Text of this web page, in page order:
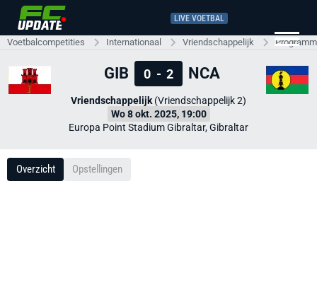
LIVE VOETBAL
Voetbalcompetities Internationaal Vriendschappelijk
GIB 0 - 2 NCA
Vriendschappelijk (Vriendschappelijk 2)
Wo 8 okt. 2025, 19:00
Europa Point Stadium Gibraltar, Gibraltar
Overzicht Opstellingen